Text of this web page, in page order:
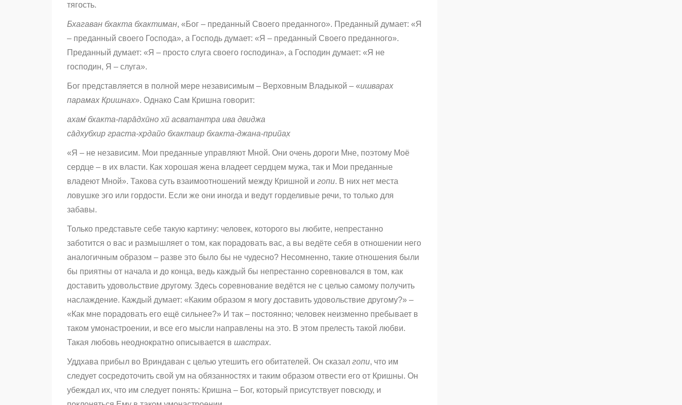
тягость.
Бхагаван бхакта бхактиман, «Бог – преданный Своего преданного». Преданный думает: «Я
– преданный своего Господа», а Господь думает: «Я – преданный Своего преданного».
Преданный думает: «Я – просто слуга своего господина», а Господин думает: «Я не
господин, Я – слуга».
Бог представляется в полной мере независимым – Верховным Владыкой – «ишварах
парамах Кришнах». Однако Сам Кришна говорит:
ахам̇ бхакта-пара̄дхӣно хй асватантра ива двиджа
са̄дхубхир граста-хр̣дайо бхактаир бхакта-джана-прийах̣
«Я – не независим. Мои преданные управляют Мной. Они очень дороги Мне, поэтому Моё
сердце – в их власти. Как хорошая жена владеет сердцем мужа, так и Мои преданные
владеют Мной». Такова суть взаимоотношений между Кришной и гопи. В них нет места
ловушке эго или гордости. Если же они иногда и ведут горделивые речи, то только для
забавы.
Только представьте себе такую картину: человек, которого вы любите, непрестанно
заботится о вас и размышляет о том, как порадовать вас, а вы ведёте себя в отношении него
аналогичным образом – разве это было бы не чудесно? Несомненно, такие отношения были
бы приятны от начала и до конца, ведь каждый бы непрестанно соревновался в том, как
доставить удовольствие другому. Здесь соревнование ведётся не с целью самому получить
наслаждение. Каждый думает: «Каким образом я могу доставить удовольствие другому?» –
«Как мне порадовать его ещё сильнее?» И так – постоянно; человек неизменно пребывает в
таком умонастроении, и все его мысли направлены на это. В этом прелесть такой любви.
Такая любовь неоднократно описывается в шастрах.
Уддхава прибыл во Вриндаван с целью утешить его обитателей. Он сказал гопи, что им
следует сосредоточить свой ум на обязанностях и таким образом отвести его от Кришны. Он
убеждал их, что им следует понять: Кришна – Бог, который присутствует повсюду, и